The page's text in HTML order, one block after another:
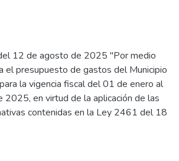
12 de agosto de 2025 "Por medio
el presupuesto de gastos del Municipio
la vigencia fiscal del 01 de enero al
2025, en virtud de la aplicación de las
contenidas en la Ley 2461 del 18